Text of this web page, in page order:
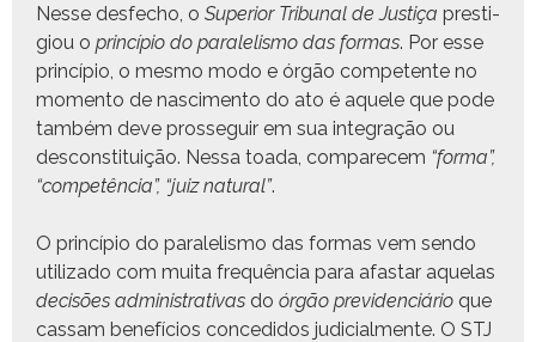
Nesse des­fe­cho, o Supe­ri­or Tri­bunal de Justiça pres­ti­
giou o princí­pio do para­lelis­mo das for­mas. Por esse
princí­pio, o mes­mo modo e órgão com­pe­tente no
momen­to de nasci­men­to do ato é aque­le que pode
tam­bém deve prosseguir em sua inte­gração ou
descon­sti­tu­ição. Nes­sa toa­da, com­pare­cem “for­ma”,
“com­petên­cia”, “juiz nat­ur­al”.
O princí­pio do para­lelis­mo das for­mas vem sendo
uti­liza­do com mui­ta fre­quên­cia para afas­tar aque­las
decisões admin­is­tra­ti­vas do órgão prev­i­den­ciário que
cas­sam bene­fí­cios con­ce­di­dos judi­cial­mente. O STJ